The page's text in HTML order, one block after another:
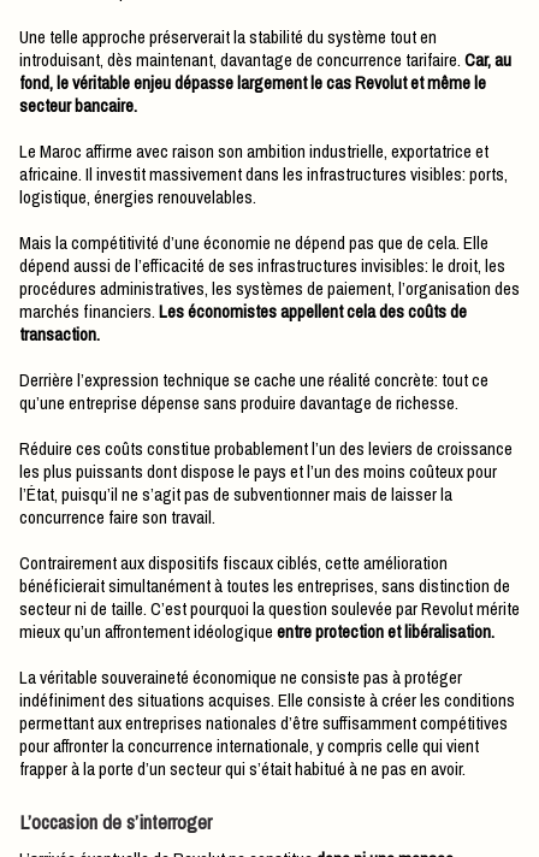
Une telle approche préserverait la stabilité du système tout en
introduisant, dès maintenant, davantage de concurrence tarifaire.Car, au
fond, le véritable enjeu dépasse largement le cas Revolut et même le
secteur bancaire.
Le Maroc affirme avec raison son ambition industrielle, exportatrice et
africaine. Il investit massivement dans les infrastructures visibles: ports,
logistique, énergies renouvelables.
Mais la compétitivité d’une économie ne dépend pas que de cela. Elle
dépend aussi de l’efficacité de ses infrastructures invisibles: le droit, les
procédures administratives, les systèmes de paiement, l’organisation des
marchés financiers.Les économistes appellent cela des coûts de
transaction.
Derrière l’expression technique se cache une réalité concrète: tout ce
qu’une entreprise dépense sans produire davantage de richesse.
Réduire ces coûts constitue probablement l’un des leviers de croissance
les plus puissants dont dispose le pays et l’un des moins coûteux pour
l’État, puisqu’il ne s’agit pas de subventionner mais de laisser la
concurrence faire son travail.
Contrairement aux dispositifs fiscaux ciblés, cette amélioration
bénéficierait simultanément à toutes les entreprises, sans distinction de
secteur ni de taille. C’est pourquoi la question soulevée par Revolut mérite
mieux qu’un affrontement idéologiqueentre protection et libéralisation.
La véritable souveraineté économique ne consiste pas à protéger
indéfiniment des situations acquises. Elle consiste à créer les conditions
permettant aux entreprises nationales d’être suffisamment compétitives
pour affronter la concurrence internationale, y compris celle qui vient
frapper à la porte d’un secteur qui s’était habitué à ne pas en avoir.
L’occasion de s’interroger